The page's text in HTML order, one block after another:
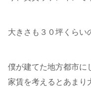
大きさも３０坪くらい
僕が建てた地方都市に
家賃を考えるとあまり